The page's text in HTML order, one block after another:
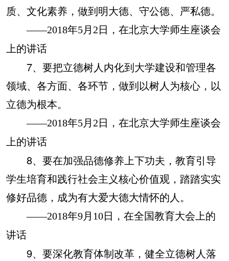
质、文化素养，做到明大德、守公德、严私德。
——2018年5月2日，在北京大学师生座谈会
上的讲话
7、要把立德树人内化到大学建设和管理各
领域、各方面、各环节，做到以树人为核心，以
立德为根本。
——2018年5月2日，在北京大学师生座谈会
上的讲话
8、要在加强品德修养上下功夫，教育引导
学生培育和践行社会主义核心价值观，踏踏实实
修好品德，成为有大爱大德大情怀的人。
——2018年9月10日，在全国教育大会上的
讲话
9、要深化教育体制改革，健全立德树人落